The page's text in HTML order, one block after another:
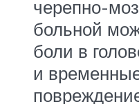
черепно-
больной
боли в
и